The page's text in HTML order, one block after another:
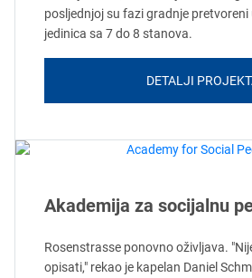
posljednjoj su fazi gradnje pretvoreni
jedinica sa 7 do 8 stanova.
DETALJI
Akademija za socijalnu
Rosenstrasse ponovno oživljava.
opisati," rekao je kapelan Daniel